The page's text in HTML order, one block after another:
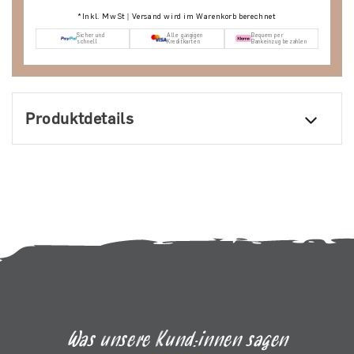
*Inkl. MwSt | Versand wird im Warenkorb berechnet
Sicher und
schnell
Alle gängigen
Kreditkarten
Bequem per
Bankeinzug bezahlen
Produktdetails
Was unsere Kund:innen sagen